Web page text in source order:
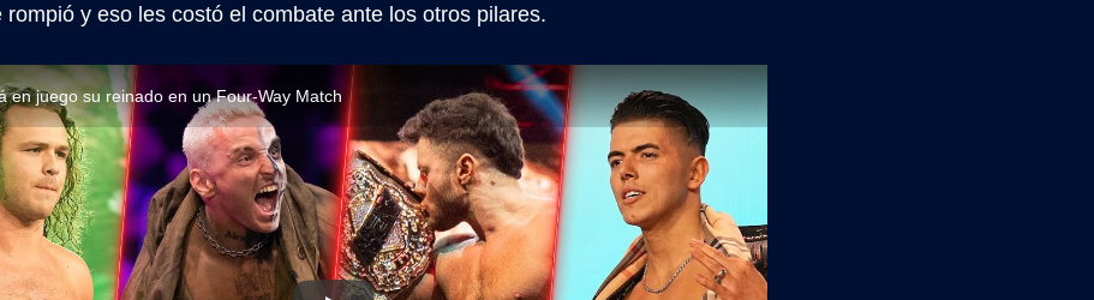
rompió y eso les costó el combate ante los otros pilares.
en juego su reinado en un Four-Way Match